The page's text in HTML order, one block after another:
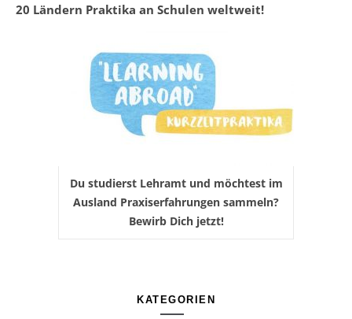
20 Ländern Praktika an Schulen weltweit!
Du studierst Lehramt und möchtest im
Ausland Praxiserfahrungen sammeln?
Bewirb Dich jetzt!
KATEGORIEN